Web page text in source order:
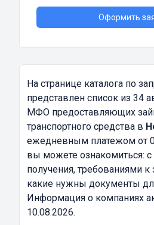
Оформить
На странице каталога по
представлен список из 34
МФО предоставляющих
транспортного средства в
ежедневным платежом от
вы можете ознакомиться:
получения, требованиями
какие нужны документы
Информация о компаниях
10.08.2026.